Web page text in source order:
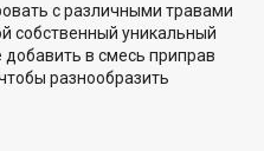
с различными травами
собственный уникальный
в смесь приправ
разнообразить